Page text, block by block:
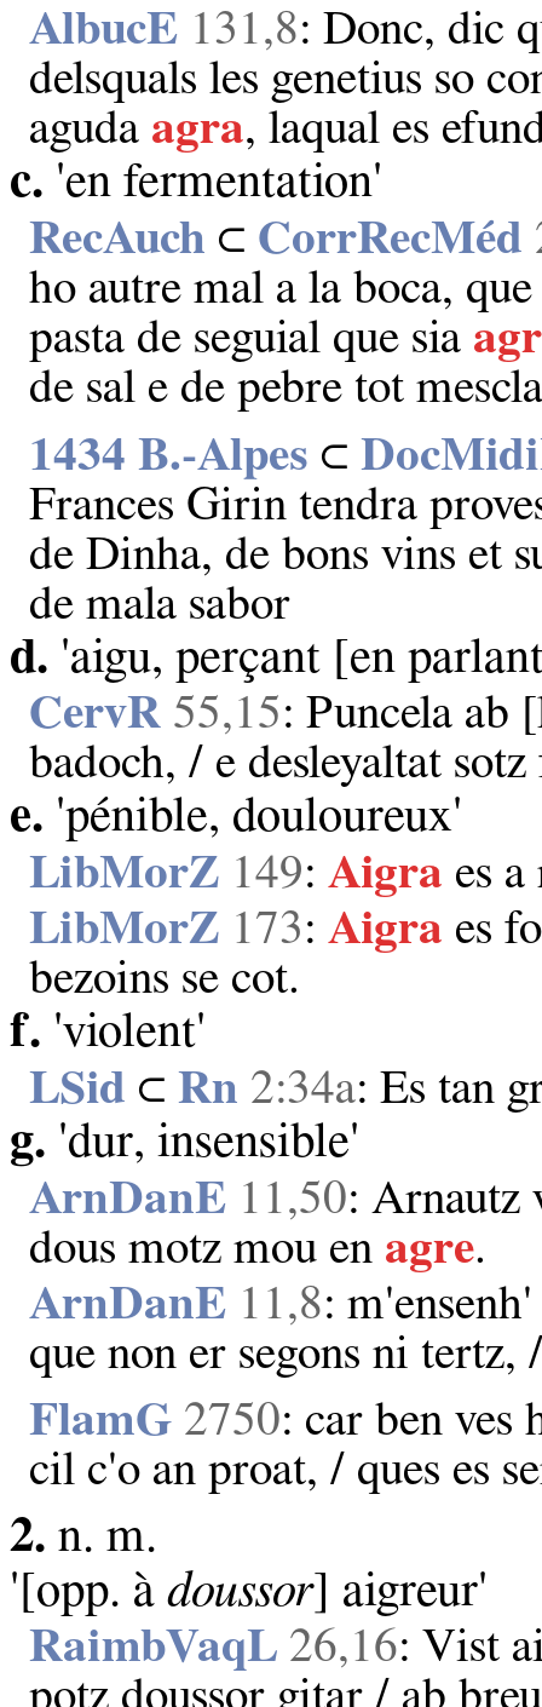
AlbucE 131,8: Donc, dic
delsquals les genetius so
aguda agra, laqual es
c. 'en fermentation'
RecAuch ⊂ CorrRecMéd
ho autre mal a la boca,
pasta de seguial que sia
de sal e de pebre tot
1434 B.‑Alpes ⊂
Frances Girin tendra
de Dinha, de bons vins et
de mala sabor
d. 'aigu, perçant [en
CervR 55,15: Puncela ab
badoch, / e desleyaltat
e. 'pénible, douloureux'
LibMorZ 149:Aigra es
LibMorZ 173:Aigra es
bezoins se cot.
f. 'violent'
LSid ⊂Rn 2:34a: Es tan
g. 'dur, insensible'
ArnDanE 11,50: Arnautz
dous motz mou en agre.
ArnDanE 11,8:
que non er segons ni
FlamG 2750: car ben ves
cil c'o an proat, / ques es
2. n. m.
'[opp. à doussor] aigreur'
RaimbVaqL 26,16: Vist
potz doussor gitar / ab